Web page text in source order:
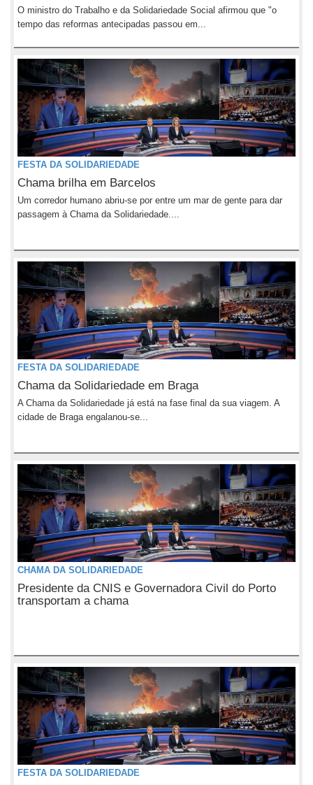
O ministro do Trabalho e da Solidariedade Social afirmou que "o
tempo das reformas antecipadas passou em...
FESTA DA SOLIDARIEDADE
Chama brilha em Barcelos
Um corredor humano abriu-se por entre um mar de gente para dar
passagem à Chama da Solidariedade....
FESTA DA SOLIDARIEDADE
Chama da Solidariedade em Braga
A Chama da Solidariedade já está na fase final da sua viagem. A
cidade de Braga engalanou-se...
CHAMA DA SOLIDARIEDADE
Presidente da CNIS e Governadora Civil do Porto
transportam a chama
FESTA DA SOLIDARIEDADE